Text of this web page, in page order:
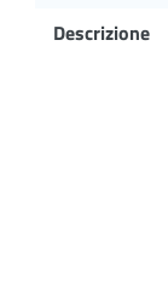
Descrizione